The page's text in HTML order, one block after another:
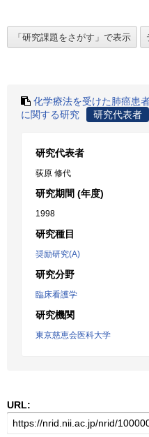
化学療法を受けた肺癌患
に関する研究
研究代表者
研究代表者
荻原 修代
研究期間 (年度)
1998
研究種目
奨励研究(A)
研究分野
臨床看護学
研究機関
東京慈恵会医科大学
URL: